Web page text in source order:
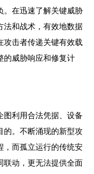
。在迅速了解关键威胁
法和战术，有效地数据
攻击者传递关键有效载
的威胁响应和修复计
图利用合法凭据、设备
的。不断涌现的新型攻
，而孤立运行的传统安
联动，更无法提供全面